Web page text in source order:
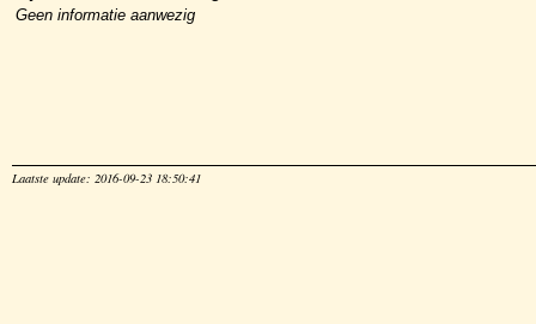
Geen informatie aanwezig
Laatste update: 2016-09-23 18:50:41